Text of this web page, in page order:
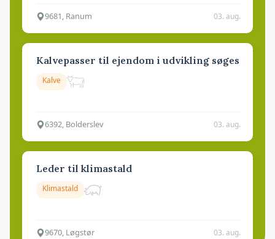
9681, Ranum 03. aug.
Kalvepasser til ejendom i udvikling søges
Kalve
6392, Bolderslev 03. aug.
Leder til klimastald
Klimastald
9670, Løgstør 03. aug.